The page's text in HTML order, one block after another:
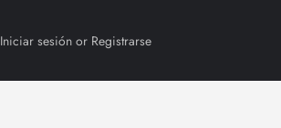
Iniciar sesión or Registrarse